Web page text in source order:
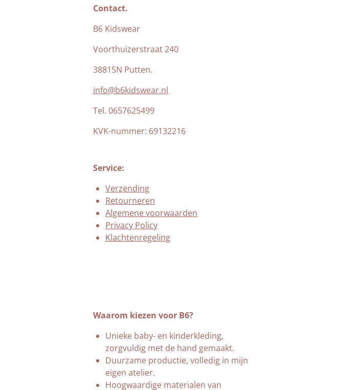
Contact.
B6 Kidswear
Voorthuizerstraat 240
3881SN Putten.
info@b6kidswear.nl
Tel. 0657625499
KVK-nummer: 69132216
Service:
Verzending
Retourneren
Algemene voorwaarden
Privacy Policy
Klachtenregeling
Waarom kiezen voor B6?
Unieke baby- en kinderkleding,
zorgvuldig met de hand gemaakt.
Duurzame productie, volledig in mijn
eigen atelier.
Hoogwaardige materialen van